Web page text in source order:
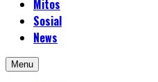
Mitos
Sosial
News
Menu